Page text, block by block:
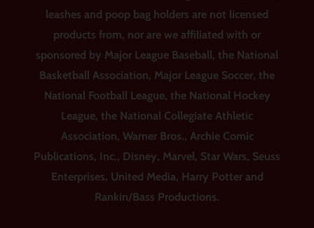
leashes and poop bag holders are not licensed
products from, nor are we affiliated with or
sponsored by Major League Baseball, the National
Basketball Association, Major League Soccer, the
National Football League, the National Hockey
League, the National Collegiate Athletic
Association, Warner Bros., Archie Comic
Publications, Inc., Disney, Marvel, Star Wars, Seuss
Enterprises, United Media, Harry Potter and
Rankin/Bass Productions.